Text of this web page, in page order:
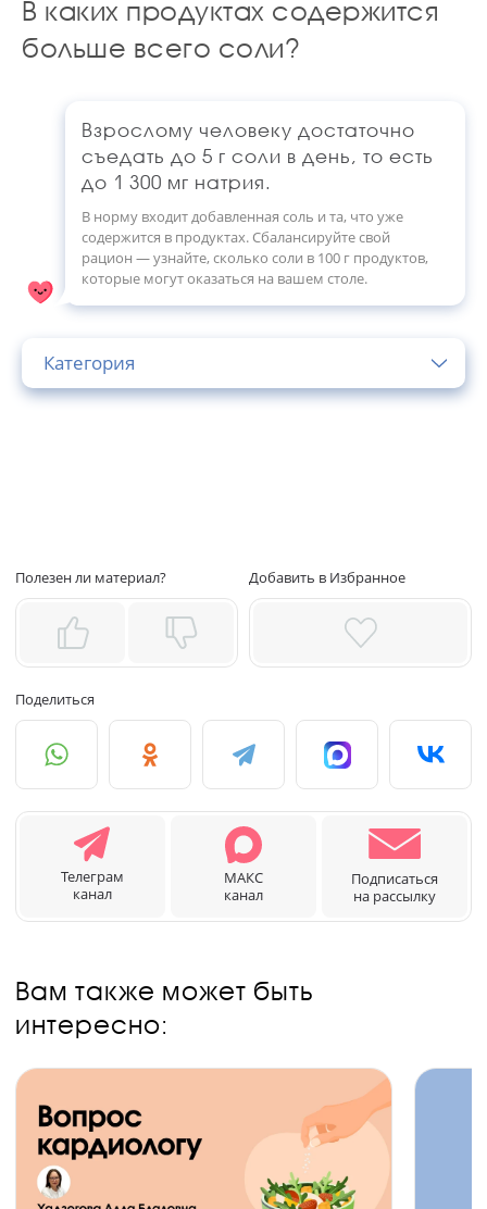
В каких продуктах содержится
больше всего соли?
Взрослому человеку достаточно
съедать до 5 г соли в день, то есть
до 1 300 мг натрия.
В норму входит добавленная соль и та, что уже
содержится в продуктах. Сбалансируйте свой
рацион — узнайте, сколько соли в 100 г продуктов,
которые могут оказаться на вашем столе.
Категория
Полезен ли материал? Добавить в Избранное
Поделиться
Телеграм
канал
МАКС
канал
Подписаться
на рассылку
Вам также может быть
интересно: